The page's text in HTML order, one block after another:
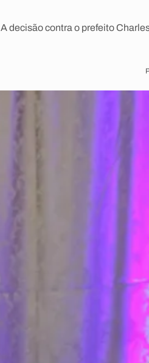
A decisão contra o prefeito